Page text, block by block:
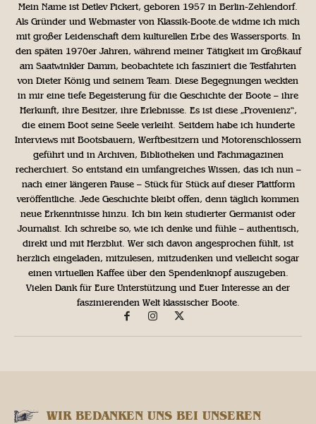
Mein Name ist Detlev Pickert, geboren 1957 in Berlin-Zehlendorf.
Als Gründer und Webmaster von Klassik-Boote.de widme ich mich
mit großer Leidenschaft dem kulturellen Erbe des Wassersports. In
den späten 1970er Jahren, während meiner Tätigkeit im Großkauf
am Saatwinkler Damm, beobachtete ich fasziniert die Testfahrten
von Dieter König und seinem Team. Diese Begegnungen weckten
in mir eine tiefe Begeisterung für die Geschichte der Boote – ihre
Herkunft, ihre Besitzer, ihre Erlebnisse. Es ist diese „Provenienz“,
die einem Boot seine Seele verleiht. Seitdem habe ich hunderte
Interviews mit Bootsbauern, Werftbesitzern und Motorenschlossern
geführt und in Archiven, Bibliotheken und Fachmagazinen
recherchiert. So entstand ein umfangreiches Wissen, das ich nun –
nach einer längeren Pause – Stück für Stück auf dieser Plattform
veröffentliche. Jede Geschichte bleibt offen, denn täglich kommen
neue Erkenntnisse hinzu. Ich bin kein studierter Germanist oder
Journalist. Ich schreibe so, wie ich denke und fühle – authentisch,
direkt und mit Herzblut. Wer sich davon angesprochen fühlt, ist
herzlich eingeladen, mitzulesen, mitzudenken und vielleicht sogar
einen virtuellen Kaffee über den Spendenknopf auszugeben.
Vielen Dank für Eure Unterstützung und Euer Interesse an der
faszinierenden Welt klassischer Boote.
WIR BEDANKEN UNS BEI UNSEREN